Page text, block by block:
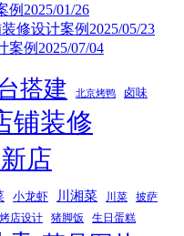
2025/01/26
修设计案例2025/05/23
案例2025/07/04
搭建 北京烤鸭 卤味
铺装修
店
小龙虾 川湘菜 川菜
披萨
店设计 猪脚饭 生日蛋糕